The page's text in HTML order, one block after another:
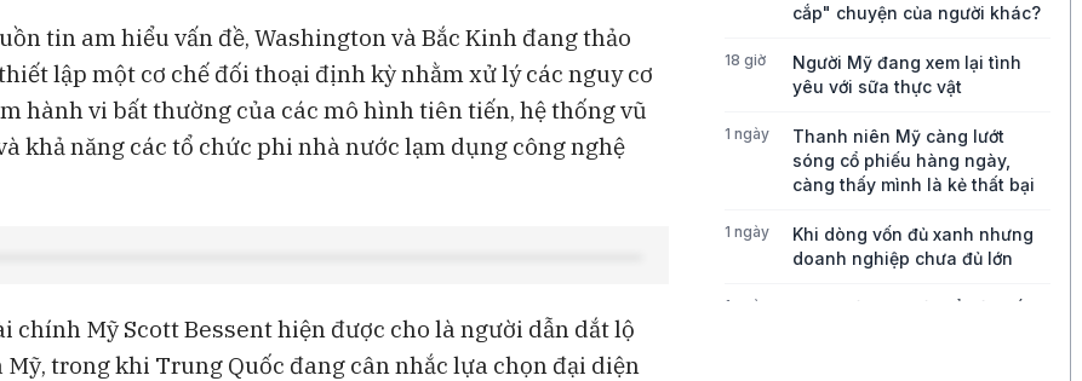
tin am hiểu vấn đề, Washington và Bắc Kinh đang thảo
lập một cơ chế đối thoại định kỳ nhằm xử lý các nguy cơ
hành vi bất thường của các mô hình tiên tiến, hệ thống vũ
khả năng các tổ chức phi nhà nước lạm dụng công nghệ
chính Mỹ Scott Bessent hiện được cho là người dẫn dắt lộ
trong khi Trung Quốc đang cân nhắc lựa chọn đại diện
cắp" chuyện của người khác?
18 giờ
Người Mỹ đang xem lại tình
yêu với sữa thực vật
1 ngày
Thanh niên Mỹ càng lướt
sóng cổ phiếu hàng ngày,
càng thấy mình là kẻ thất bại
1 ngày
Khi dòng vốn đủ xanh nhưng
doanh nghiệp chưa đủ lớn
1 ngày
Bong bóng AI có thể kéo vốn